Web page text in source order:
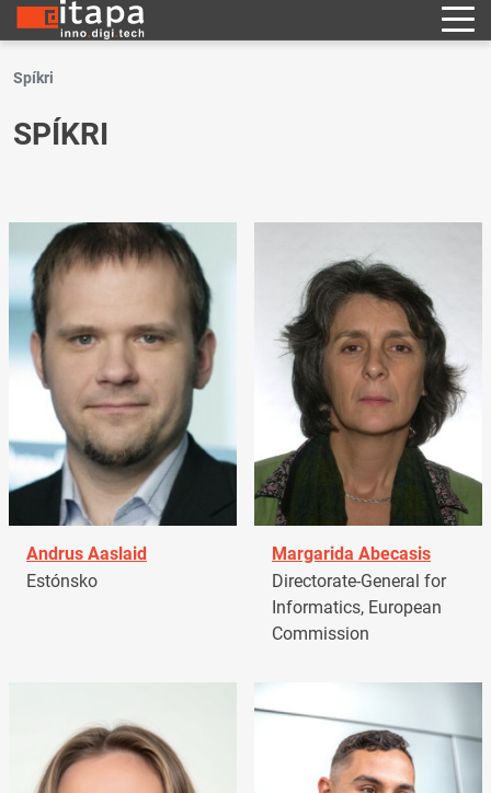
Spíkri
SPÍKRI
Andrus Aaslaid
Estónsko
Margarida Abecasis
Directorate-General for
Informatics, European
Commission